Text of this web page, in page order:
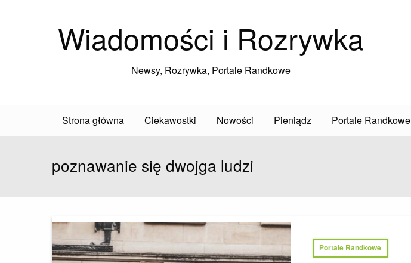
Wiadomości i Rozrywka
Newsy, Rozrywka, Portale Randkowe
Strona główna Ciekawostki Nowości Pieniądz Portale Randkowe
poznawanie się dwojga ludzi
Portale Randkowe